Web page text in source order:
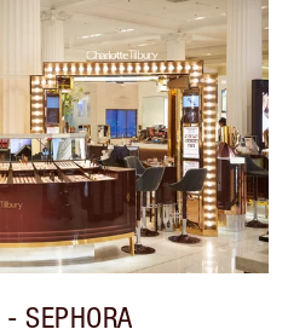
- SEPHORA